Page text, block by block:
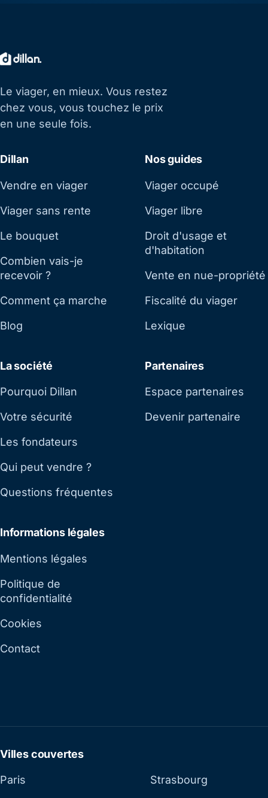
Le viager, en mieux. Vous restez
chez vous, vous touchez le prix
en une seule fois.
Dillan
Vendre en viager
Viager sans rente
Le bouquet
Combien vais-je
recevoir ?
Comment ça marche
Blog
Nos guides
Viager occupé
Viager libre
Droit d'usage et
d'habitation
Vente en nue-propriété
Fiscalité du viager
Lexique
La société
Pourquoi Dillan
Votre sécurité
Les fondateurs
Qui peut vendre ?
Questions fréquentes
Partenaires
Espace partenaires
Devenir partenaire
Informations légales
Mentions légales
Politique de
confidentialité
Cookies
Contact
Villes couvertes
Paris
Strasbourg